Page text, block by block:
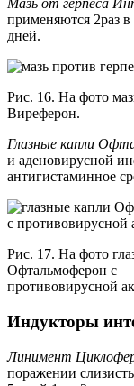
Мазь от герпеса
применяются 2раз
дней.
Рис. 16. На фото
Виреферон.
Глазные капли
и аденовирусной
антигистаминное
Рис. 17. На фото
Офтальмоферон с
противовирусной
Индукторы
Линимент
поражении